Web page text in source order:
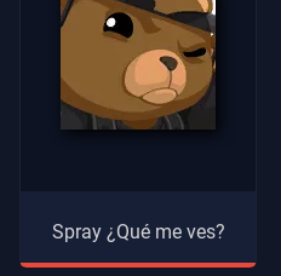
Spray ¿Qué me ves?